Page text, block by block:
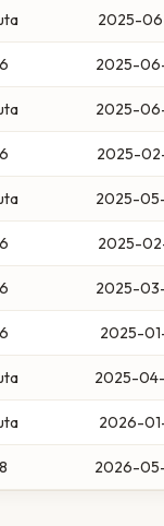
2025-
2025-
2025-
2025-
2025-
2025-
2025-
2025-
2025-
2026-
2026-